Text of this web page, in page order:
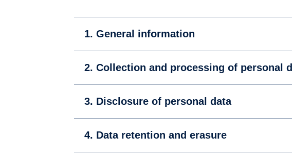
1. General information
2. Collection and processing of personal
3. Disclosure of personal data
4. Data retention and erasure